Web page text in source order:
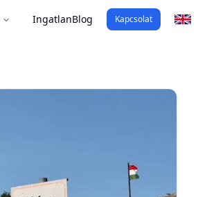
IngatlanBlog Kapcsolat